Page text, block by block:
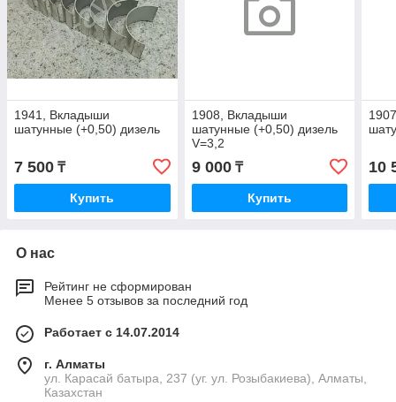
1941, Вкладыши
шатунные (+0,50) дизель
7 500 ₸
Купить
1908, Вкладыши
шатунные (+0,50) дизель
V=3,2
9 000₸
Купить
10
О нас
Рейтинг не сформирован
Менее 5 отзывов за последний год
Работает с 14.07.2014
г. Алматы
ул. Карасай батыра, 237 (уг. ул. Розыбакиева), Алматы,
Казахстан